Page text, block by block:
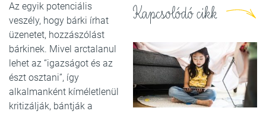
Kapcsolódó cikk
Az egyik potenciális
veszély, hogy bárki írhat
üzenetet, hozzászólást
bárkinek. Mivel arctalanul
lehet az “igazságot és az
észt osztani”, így
alkalmanként kíméletlenül
kritizálják, bántják a